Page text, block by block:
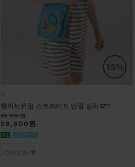
15%
웨이브유얼 스트라이프 반팔 상하SET
68,800원
58,500원
OPTION